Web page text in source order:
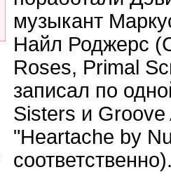
музыкант
Найл Роджерс
Roses, Primal
записал по
Sisters и Groove
"Heartache by